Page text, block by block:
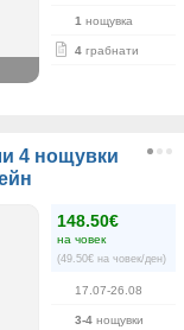
1 нощувка
4 грабнати
4 нощувки
148.50€
на човек
(49.50€ на човек/ден)
17.07-26.08
3-4 нощувки